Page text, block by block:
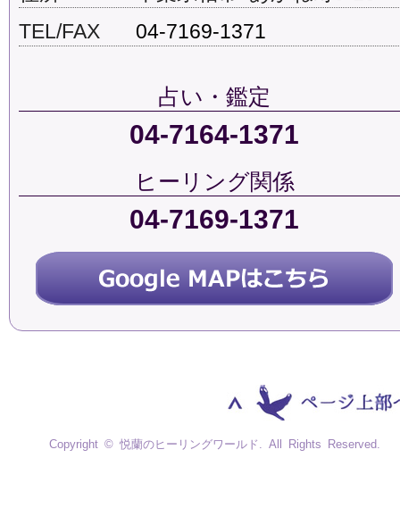
TEL/FAX
04-7169-1371
占い・鑑定
04-7164-1371
ヒーリング関係
04-7169-1371
Copyright © 悦蘭のヒーリングワールド. All Rights Reserved.